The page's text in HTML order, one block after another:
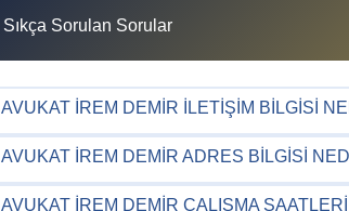
Sıkça Sorulan Sorular
AVUKAT İREM DEMIR İLETIŞIM BILGISI
AVUKAT İREM DEMIR ADRES BILGISI
AVUKAT İREM DEMIR ÇALIŞMA